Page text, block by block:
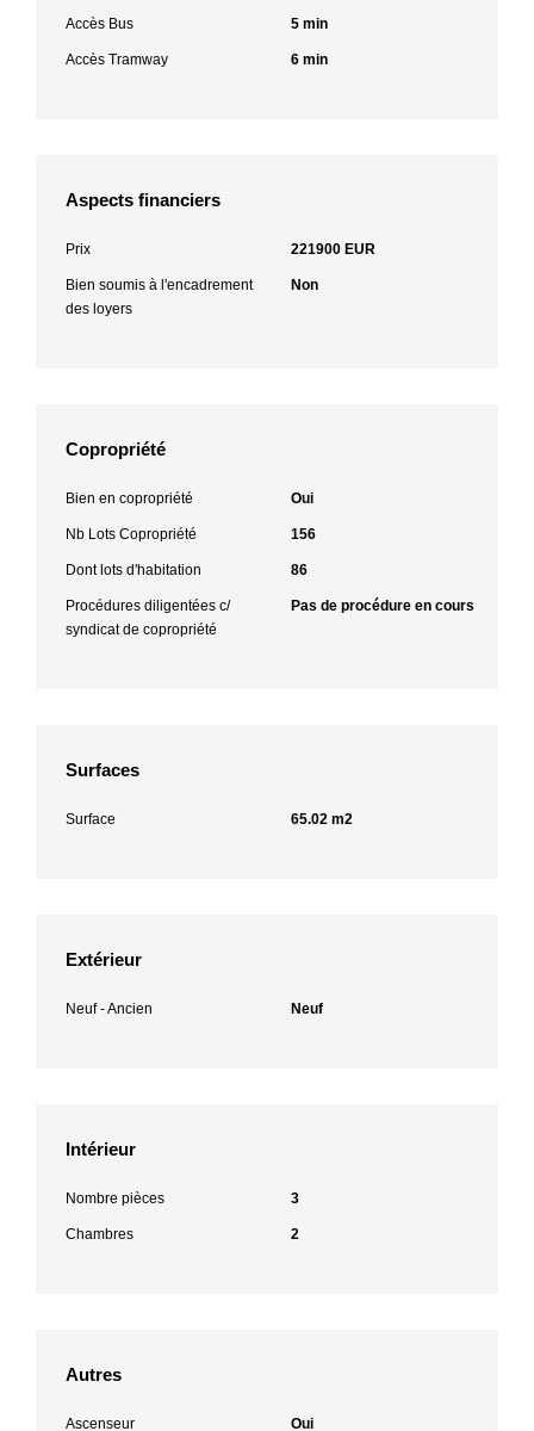
Accès Bus 5 min
Accès Tramway 6 min
Aspects financiers
Prix 221900 EUR
Bien soumis à l'encadrement
des loyers
Non
Copropriété
Bien en copropriété Oui
Nb Lots Copropriété 156
Dont lots d'habitation 86
Procédures diligentées c/
syndicat de copropriété
Pas de procédure en cours
Surfaces
Surface 65.02 m2
Extérieur
Neuf - Ancien Neuf
Intérieur
Nombre pièces 3
Chambres 2
Autres
Ascenseur Oui